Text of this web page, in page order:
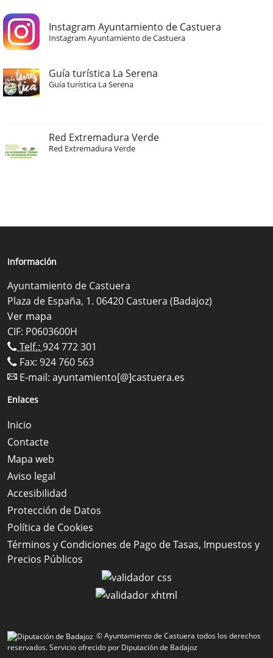
Instagram Ayuntamiento de Castuera
Instagram Ayuntamiento de Castuera
Guía turística La Serena
Guía turística La Serena
Red Extremadura Verde
Red Extremadura Verde
Información
Ayuntamiento de Castuera
Plaza de España, 1. 06420 Castuera (Badajoz)
Ver mapa
CIF: P0603600H
Telf.: 924 772 301
Fax: 924 760 563
E-mail: ayuntamiento[@]castuera.es
Enlaces
Inicio
Contacte
Mapa web
Aviso legal
Accesibilidad
Protección de Datos
Política de Cookies
Términos y Condiciones de Pago de Tasas, Impuestos y
Precios Públicos
© Ayuntamiento de Castuera todos los derechos
reservados.Servicio ofrecido por Diputación de Badajoz